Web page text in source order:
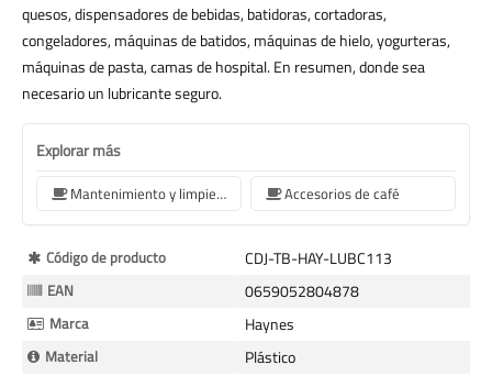
quesos, dispensadores de bebidas, batidoras, cortadoras,
congeladores, máquinas de batidos, máquinas de hielo, yogurteras,
máquinas de pasta, camas de hospital. En resumen, donde sea
necesario un lubricante seguro.
Explorar más
Mantenimiento y limpieza Accesorios de café
Más
Información
Código de producto CDJ-TB-HAY-LUBC113
EAN 0659052804878
Marca Haynes
Material Plástico